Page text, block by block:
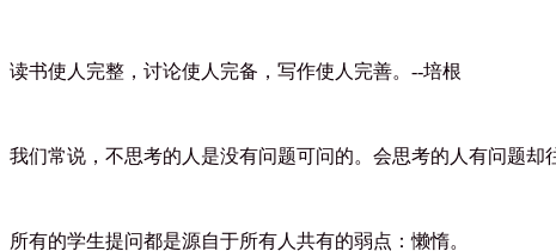
读书使人完整，讨论使人完备，写作使人完善。 --培根
我们常说，不思考的人是没有问题可问的。会思考的人有问题
所有的学生提问都是源自于所有人共有的弱点：懒惰。